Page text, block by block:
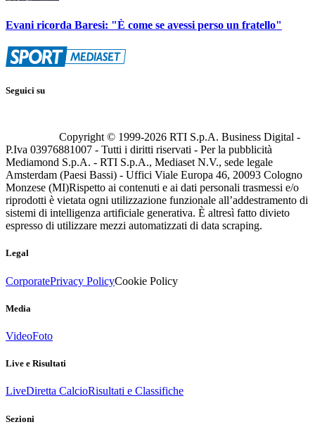
Evani ricorda Baresi: "È come se avessi perso un fratello"
Seguici su
Copyright © 1999-2026 RTI S.p.A. Business Digital -
P.Iva 03976881007 - Tutti i diritti riservati - Per la pubblicità
Mediamond S.p.A. - RTI S.p.A., Mediaset N.V., sede legale
Amsterdam (Paesi Bassi) - Uffici Viale Europa 46, 20093 Cologno
Monzese (MI)Rispetto ai contenuti e ai dati personali trasmessi e/o
riprodotti è vietata ogni utilizzazione funzionale all’addestramento di
sistemi di intelligenza artificiale generativa. È altresì fatto divieto
espresso di utilizzare mezzi automatizzati di data scraping.
Legal
CorporatePrivacy PolicyCookie Policy
Media
VideoFoto
Live e Risultati
LiveDiretta CalcioRisultati e Classifiche
Sezioni